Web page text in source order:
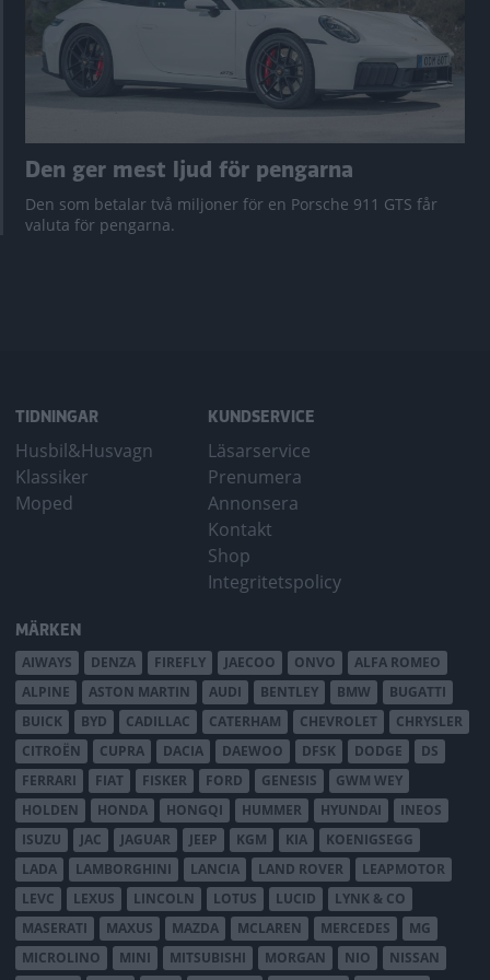
Den ger mest ljud för pengarna
Den som betalar två miljoner för en Porsche 911 GTS får
valuta för pengarna.
TIDNINGAR
Husbil&Husvagn
Klassiker
Moped
KUNDSERVICE
Läsarservice
Prenumera
Annonsera
Kontakt
Shop
Integritetspolicy
MÄRKEN
AIWAYS DENZA FIREFLY JAECOO ONVO
ALFA ROMEO
ALPINE
ASTON MARTIN AUDI BENTLEY BMW
BUGATTI
BUICK
BYD CADILLAC CATERHAM CHEVROLET
CHRYSLER
CITROËN
CUPRA DACIA DAEWOO DFSK DODGE
DS
FERRARI
FIAT FISKER FORD GENESIS
GWM WEY
HOLDEN
HONDA HONGQI HUMMER HYUNDAI
INEOS
ISUZU
JAC JAGUAR JEEP KGM KIA
KOENIGSEGG
LADA
LAMBORGHINI LANCIA LAND ROVER
LEAPMOTOR
LEVC
LEXUS LINCOLN LOTUS LUCID
LYNK & CO
MASERATI
MAXUS MAZDA MCLAREN MERCEDES
MG
MICROLINO
MINI MITSUBISHI MORGAN NIO
NISSAN